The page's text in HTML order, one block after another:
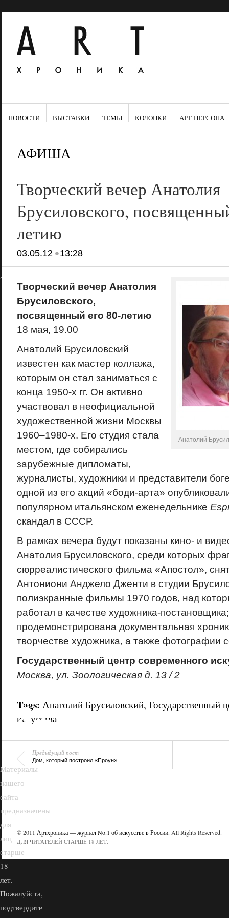
НОВОСТИ ВЫСТАВКИ ТЕМЫ КОЛОНКИ АРТ-ПЕРСОНА
АФИША
Творческий вечер Анатолия
Брусиловского,
летию
03.05.12•13:28
Анатолий
Творческий вечер Анатолия
Брусиловского,
посвященный его 80-летию
18 мая, 19.00
Анатолий Брусиловский
известен как мастер коллажа,
которым он стал заниматься с
конца 1950-х гг. Он активно
участвовал в неофициальной
художественной жизни Москвы
1960–1980-х. Его студия стала
местом, где собирались
зарубежные дипломаты,
журналисты, художники и представители
одной из его акций «боди-арта»
популярном итальянском еженедельнике
скандал в СССР.
В рамках вечера будут показаны кино- и
Анатолия Брусиловского, среди которых
сюрреалистического фильма «Апостол»,
Антониони Анджело Дженти в студии
полиэкранные фильмы 1970 годов, над
работал в качестве художника-
продемонстрирована документальная
творчестве художника, а также фотографии
Государственный центр современного
Москва, ул. Зоологическая д. 13 / 2
Tags: Анатолий Брусиловский, Государственный
искусства
Предыдущий пост
Дом, который построил «Проун»
© 2011 Артхроника — журнал No.1 об искусстве в России. All Rights Reserved.
ДЛЯ ЧИТАТЕЛЕЙ СТАРШЕ 18 ЛЕТ.
18+
Материалы
нашего
сайта
предназначены
для
лиц
старше
18
лет.
Пожалуйста,
подтвердите